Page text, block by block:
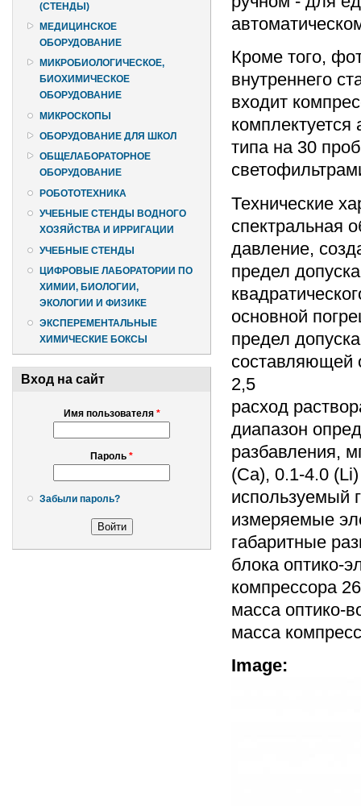
(СТЕНДЫ)
МЕДИЦИНСКОЕ
ОБОРУДОВАНИЕ
МИКРОБИОЛОГИЧЕСКОЕ,
БИОХИМИЧЕСКОЕ
ОБОРУДОВАНИЕ
МИКРОСКОПЫ
ОБОРУДОВАНИЕ ДЛЯ ШКОЛ
ОБЩЕЛАБОРАТОРНОЕ
ОБОРУДОВАНИЕ
РОБОТОТЕХНИКА
УЧЕБНЫЕ СТЕНДЫ ВОДНОГО
ХОЗЯЙСТВА И ИРРИГАЦИИ
УЧЕБНЫЕ СТЕНДЫ
ЦИФРОВЫЕ ЛАБОРАТОРИИ ПО
ХИМИИ, БИОЛОГИИ,
ЭКОЛОГИИ И ФИЗИКЕ
ЭКСПЕРЕМЕНТАЛЬНЫЕ
ХИМИЧЕСКИЕ БОКСЫ
Вход на сайт
Имя пользователя *
Пароль *
Забыли пароль?
Кроме того,
внутреннего
входит
комплектуется
типа на 30
Технические
спектральная
давление,
предел
основной
предел
составляющей
2,5
расход
диапазон
разбавления,
(Ca), 0.1-4.0 (Li)
используемый
измеряемые
габаритные
блока оптико-
компрессора
масса оптико-
масса
Image: